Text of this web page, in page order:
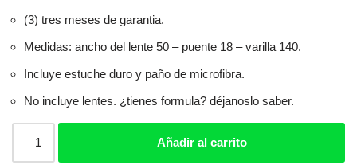
(3) tres meses de garantia.
Medidas: ancho del lente 50 – puente 18 – varilla 140.
Incluye estuche duro y paño de microfibra.
No incluye lentes. ¿tienes formula? déjanoslo saber.
Añadir al carrito